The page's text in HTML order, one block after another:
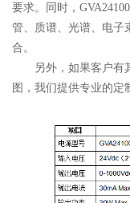
要求。同时，
管、质谱、光谱、电子
合。
另外，如果客户有
图，我们提供专业的定